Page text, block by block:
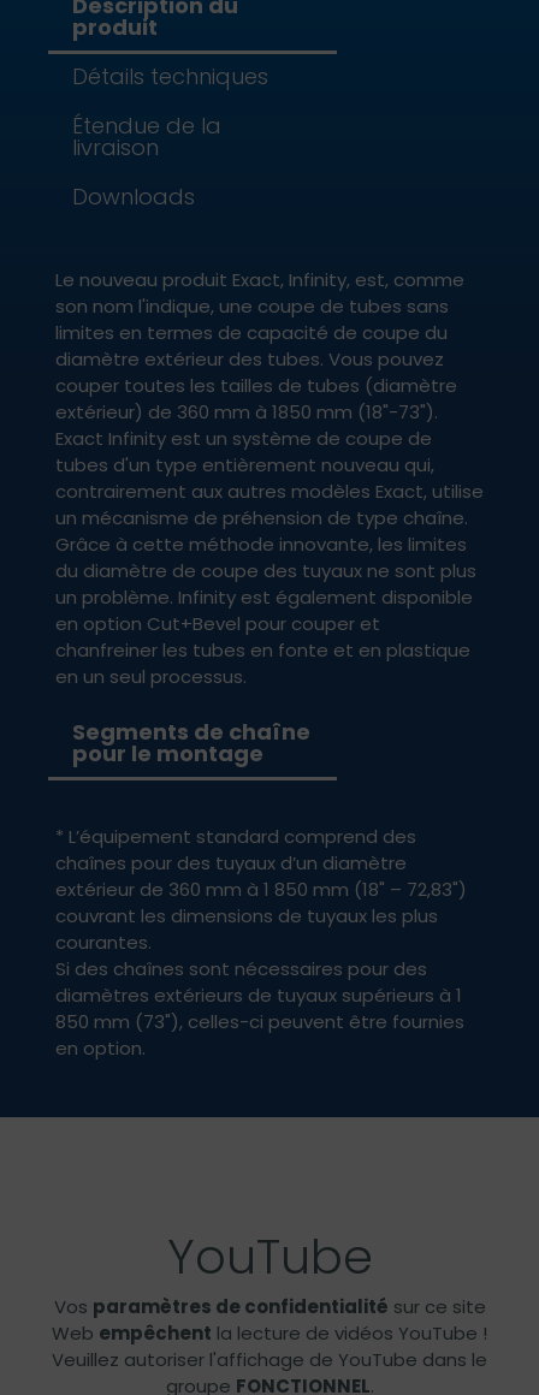
produit
Détails techniques
Étendue de la
livraison
Downloads
Le nouveau produit Exact, Infinity, est, comme
son nom l'indique, une coupe de tubes sans
limites en termes de capacité de coupe du
diamètre extérieur des tubes. Vous pouvez
couper toutes les tailles de tubes (diamètre
extérieur) de 360 mm à 1850 mm (18"-73").
Exact Infinity est un système de coupe de
tubes d'un type entièrement nouveau qui,
contrairement aux autres modèles Exact, utilise
un mécanisme de préhension de type chaîne.
Grâce à cette méthode innovante, les limites
du diamètre de coupe des tuyaux ne sont plus
un problème. Infinity est également disponible
en option Cut+Bevel pour couper et
chanfreiner les tubes en fonte et en plastique
en un seul processus.
Segments de chaîne
pour le montage
* L’équipement standard comprend des
chaînes pour des tuyaux d’un diamètre
extérieur de 360 mm à 1 850 mm (18" – 72,83")
couvrant les dimensions de tuyaux les plus
courantes.
Si des chaînes sont nécessaires pour des
diamètres extérieurs de tuyaux supérieurs à 1
850 mm (73"), celles-ci peuvent être fournies
en option.
YouTube
Vos paramètres de confidentialité sur ce site
Web empêchent la lecture de vidéos YouTube !
Veuillez autoriser l'affichage de YouTube dans le
groupe FONCTIONNEL.